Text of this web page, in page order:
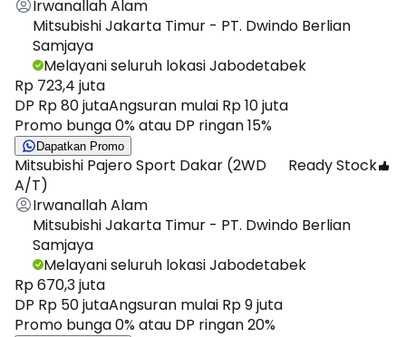
Irwanallah Alam
Mitsubishi Jakarta Timur - PT. Dwindo Berlian
Samjaya
Melayani seluruh lokasi Jabodetabek
Rp 723,4 juta
DP Rp 80 jutaAngsuran mulai Rp 10 juta
Promo bunga 0% atau DP ringan 15%
Dapatkan Promo
Mitsubishi Pajero Sport Dakar (2WD
A/T)
Ready Stock
Irwanallah Alam
Mitsubishi Jakarta Timur - PT. Dwindo Berlian
Samjaya
Melayani seluruh lokasi Jabodetabek
Rp 670,3 juta
DP Rp 50 jutaAngsuran mulai Rp 9 juta
Promo bunga 0% atau DP ringan 20%